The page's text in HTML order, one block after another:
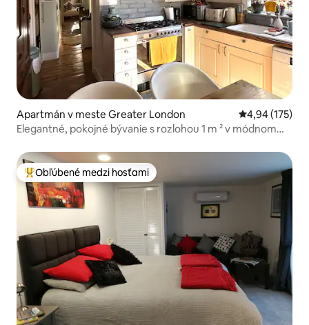
Apartmán v meste Greater London Priemerné
4,94 (175)
Elegantné, pokojné bývanie s rozlohou 1 m ² v módnom
Najobľúbenejšie medzi hosťami
Obľúbené medzi hosťami